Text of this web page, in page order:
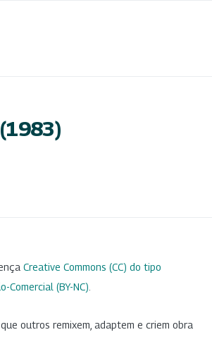
Creative Commons (CC) do tipo
Comercial (BY-NC)
outros remixem, adaptem e criem obra